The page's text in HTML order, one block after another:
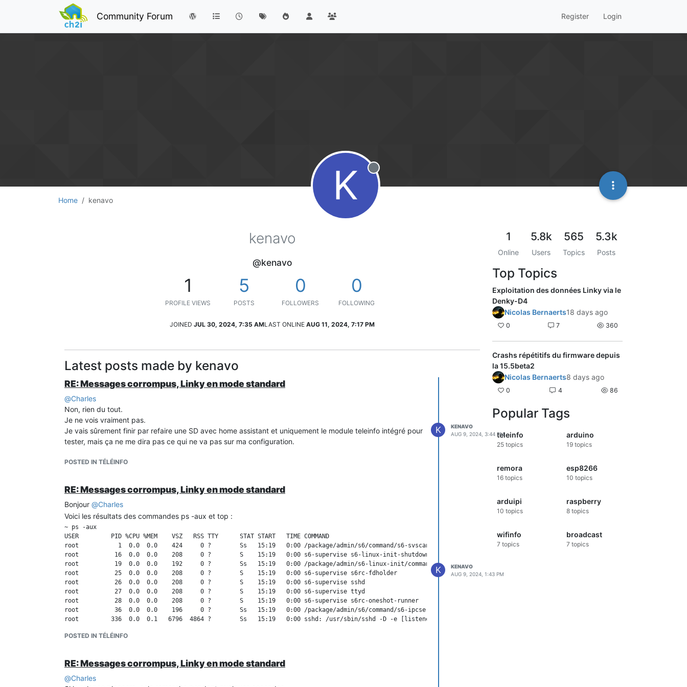
Community Forum Register Login
Home kenavo K Offline
kenavo
@kenavo
1
PROFILE VIEWS
5
POSTS
0
FOLLOWERS
0
FOLLOWING
JOINED JUL 30, 2024, 7:35 AMLAST ONLINE AUG 11, 2024, 7:17 PM
Latest posts made by kenavo
RE: Messages corrompus, Linky en mode standard
@Charles
Non, rien du tout.
Je ne vois vraiment pas.
Je vais sûrement finir par refaire une SD avec home assistant et uniquement le module teleinfo intégré pour
tester, mais ça ne me dira pas ce qui ne va pas sur ma configuration.
POSTED IN TÉLÉINFO
K
KENAVO
AUG 9, 2024, 3:44 PM
RE: Messages corrompus, Linky en mode standard
Bonjour @Charles
Voici les résultats des commandes ps -aux et top :
~ ps -aux
USER         PID %CPU %MEM    VSZ   RSS TTY      STAT START   TIME COMMAND
root           1  0.0  0.0    424     0 ?        Ss   15:19   0:00 /package/admin/s6/command/s6-svscan -d4 -- /run/service
root          16  0.0  0.0    208     0 ?        S    15:19   0:00 s6-supervise s6-linux-init-shutdownd
root          19  0.0  0.0    192     0 ?        Ss   15:19   0:00 /package/admin/s6-linux-init/command/s6-linux-init-shutdownd -d3 -c /run/s6/base
root          25  0.0  0.0    208     0 ?        S    15:19   0:00 s6-supervise s6rc-fdholder
root          26  0.0  0.0    208     0 ?        S    15:19   0:00 s6-supervise sshd
root          27  0.0  0.0    208     0 ?        S    15:19   0:00 s6-supervise ttyd
root          28  0.0  0.0    208     0 ?        S    15:19   0:00 s6-supervise s6rc-oneshot-runner
root          36  0.0  0.0    196     0 ?        Ss   15:19   0:00 /package/admin/s6/command/s6-ipcserverd -1 -- /package/admin/s6/command/s6-ipcse
root         336  0.0  0.1   6796  4864 ?        Ss   15:19   0:00 sshd: /usr/sbin/sshd -D -e [listener] 0 of 10-100 startups
root         380  0.0  0.0   2528  2048 pts/0    Ss+  15:20   0:00 tmux -u new -A -s homeassistant zsh -l
top - 15:23:23 up 4 min,  0 user,  load average: 1.29, 1.00, 0.46
POSTED IN TÉLÉINFO
K
KENAVO
AUG 9, 2024, 1:43 PM
RE: Messages corrompus, Linky en mode standard
@Charles
1
Online
5.8k
Users
565
Topics
5.3k
Posts
Top Topics
Exploitation des données Linky via le
Denky-D4
Nicolas Bernaerts18 days ago
0 7 360
Crashs répétitifs du firmware depuis
la 15.5beta2
Nicolas Bernaerts8 days ago
0 4 86
Popular Tags
teleinfo
25 topics
arduino
19topics
remora
16 topics
esp8266
10 topics
arduipi
10 topics
raspberry
8topics
wifinfo
7 topics
broadcast
7 topics